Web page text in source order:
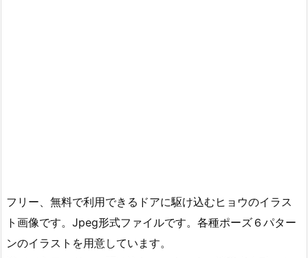
フリー、無料で利用できるドアに駆け込むヒョウのイラス
ト画像です。Jpeg形式ファイルです。各種ポーズ６パター
ンのイラストを用意しています。